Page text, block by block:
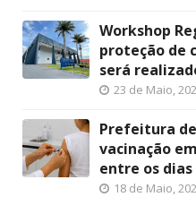
Workshop
proteção de
será
23 de Maio,
Prefeitura
vacinação
entre os dias
18 de Maio,